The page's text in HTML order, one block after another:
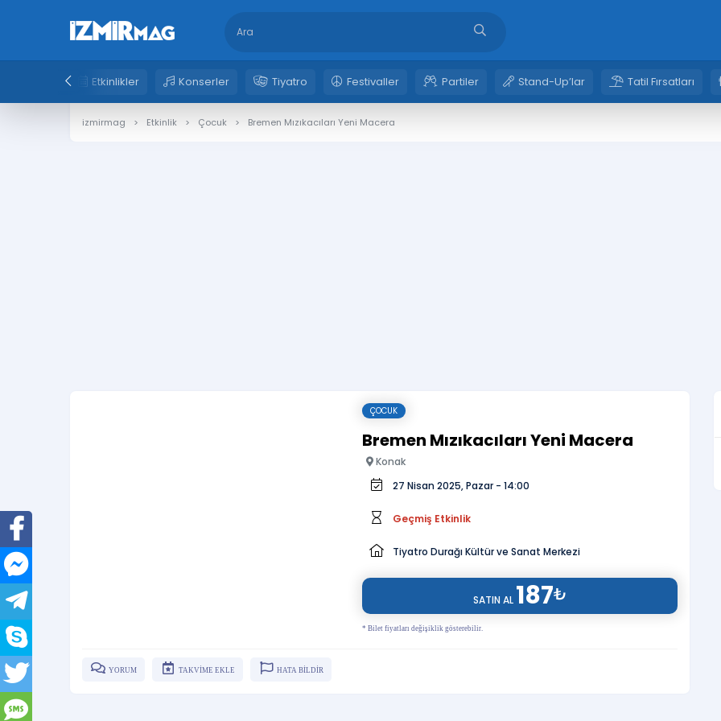
Etkinlikler Konserler Tiyatro Festivaller Partiler Stand-Up’lar Tatil Fırsatları
izmirmag Etkinlik Çocuk Bremen Mızıkacıları Yeni Macera
ÇOCUK
Bremen Mızıkacıları Yeni Macera
Konak
27 Nisan 2025, Pazar - 14:00
Geçmiş Etkinlik
Tiyatro Durağı Kültür ve Sanat Merkezi
SATIN AL 187₺
* Bilet fiyatları değişiklik gösterebilir.
YORUM TAKVİME EKLE HATA BİLDİR